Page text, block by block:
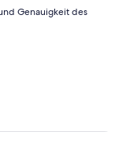
Genauigkeit des